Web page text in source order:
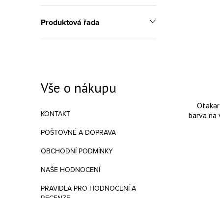
Produktová řada
Vše o nákupu
KONTAKT
POŠTOVNÉ A DOPRAVA
OBCHODNÍ PODMÍNKY
NAŠE HODNOCENÍ
PRAVIDLA PRO HODNOCENÍ A
barva na